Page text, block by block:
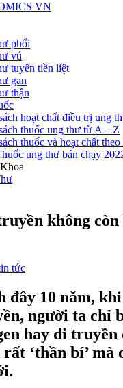
VN
phổi
vú
tuyến tiền liệt
gan
thận
hoạt chất điều trị ung
thuốc ung thư từ A – Z
thuốc và hoạt chất
ung thư bán chạy
không còn
tức
đây 10 năm,
người ta chỉ
hay di truyền
‘thần bí’ mà